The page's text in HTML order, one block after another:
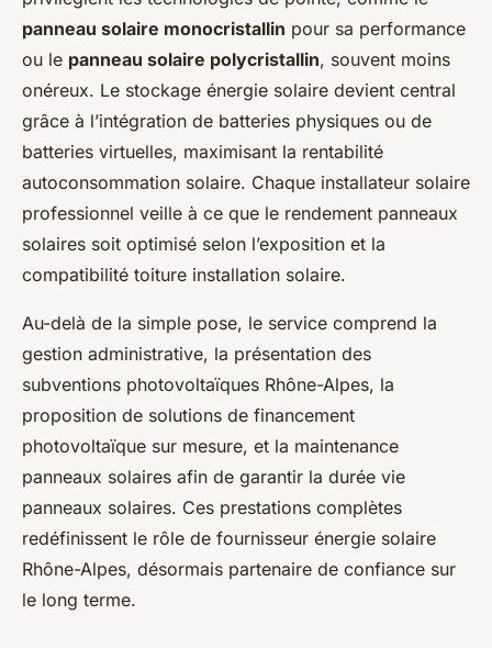
panneau solaire monocristallin pour sa performance
ou le panneau solaire polycristallin, souvent moins
onéreux. Le stockage énergie solaire devient central
grâce à l’intégration de batteries physiques ou de
batteries virtuelles, maximisant la rentabilité
autoconsommation solaire. Chaque installateur solaire
professionnel veille à ce que le rendement panneaux
solaires soit optimisé selon l’exposition et la
compatibilité toiture installation solaire.
Au-delà de la simple pose, le service comprend la
gestion administrative, la présentation des
subventions photovoltaïques Rhône-Alpes, la
proposition de solutions de financement
photovoltaïque sur mesure, et la maintenance
panneaux solaires afin de garantir la durée vie
panneaux solaires. Ces prestations complètes
redéfinissent le rôle de fournisseur énergie solaire
Rhône-Alpes, désormais partenaire de confiance sur
le long terme.